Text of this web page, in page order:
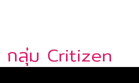
กลุ่ม Critizen